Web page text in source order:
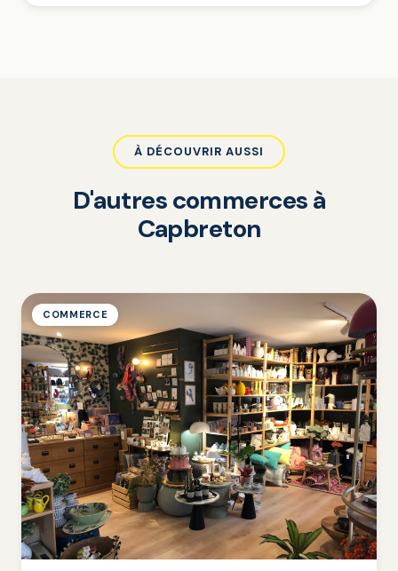
À DÉCOUVRIR AUSSI
D'autres commerces à
Capbreton
COMMERCE